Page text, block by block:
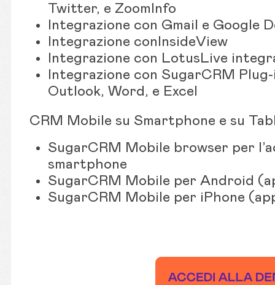
Twitter, e ZoomInfo
Integrazione con Gmail e Google
Integrazione conInsideView
Integrazione con LotusLive
Integrazione con SugarCRM
Outlook, Word, e Excel
CRM Mobile su Smartphone e su
SugarCRM Mobile browser per
smartphone
SugarCRM Mobile per Android
SugarCRM Mobile per iPhone